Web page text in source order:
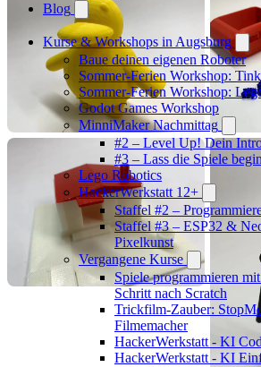
Blog
Kurse & Workshops in Augsburg
Baue deinen eigenen Roboter
Sommer-Ferien Workshop:
Sommer-Ferien Workshop:
Godot Games Workshop
MinniMaker Nachmittag
#2 – Level Up! Dein
#3 – Lass die Spiele
Lego Robotics
HackerWerkstatt 12+
Staffel #2 –
Staffel #3 – ESP32 &
Pixelkunst
Vergangene Kurse
Spiele programmieren
Schritt nach Scratch
Trickfilm-Zauber:
Filmemacher
HackerWerkstatt - KI
HackerWerkstatt - KI